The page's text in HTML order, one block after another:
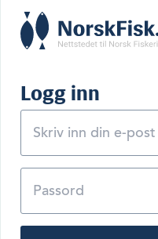
Logg inn